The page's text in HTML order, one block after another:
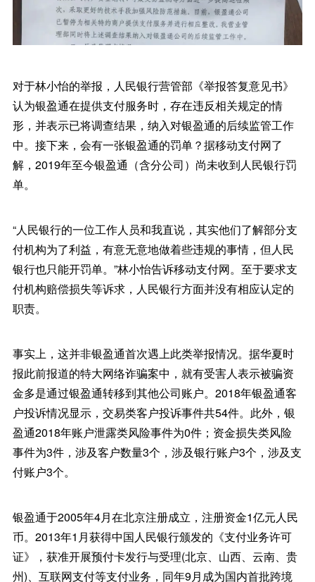
对于林小怡的举报，人民银行营管部《举报答复意见书》
认为银盈通在提供支付服务时，存在违反相关规定的情
形，并表示已将调查结果，纳入对银盈通的后续监管工作
中。接下来，会有一张银盈通的罚单？据移动支付网了
解，2019年至今银盈通（含分公司）尚未收到人民银行罚
单。
“人民银行的一位工作人员和我直说，其实他们了解部分支
付机构为了利益，有意无意地做着些违规的事情，但人民
银行也只能开罚单。”林小怡告诉移动支付网。至于要求支
付机构赔偿损失等诉求，人民银行方面并没有相应认定的
职责。
事实上，这并非银盈通首次遇上此类举报情况。据华夏时
报此前报道的特大网络诈骗案中，就有受害人表示被骗资
金多是通过银盈通转移到其他公司账户。2018年银盈通客
户投诉情况显示，交易类客户投诉事件共54件。此外，银
盈通2018年账户泄露类风险事件为0件；资金损失类风险
事件为3件，涉及客户数量3个，涉及银行账户3个，涉及支
付账户3个。
银盈通于2005年4月在北京注册成立，注册资金1亿元人民
币。2013年1月获得中国人民银行颁发的《支付业务许可
证》，获准开展预付卡发行与受理(北京、山西、云南、贵
州)、互联网支付等支付业务，同年9月成为国内首批跨境